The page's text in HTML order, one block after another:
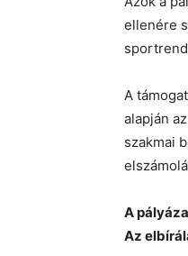
ellenére
A
alapján
szakmai
A
Az